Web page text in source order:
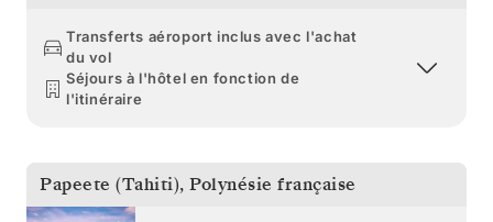
Transferts aéroport inclus avec l'achat
du vol
Séjours à l'hôtel en fonction de
l'itinéraire
Papeete (Tahiti), Polynésie française